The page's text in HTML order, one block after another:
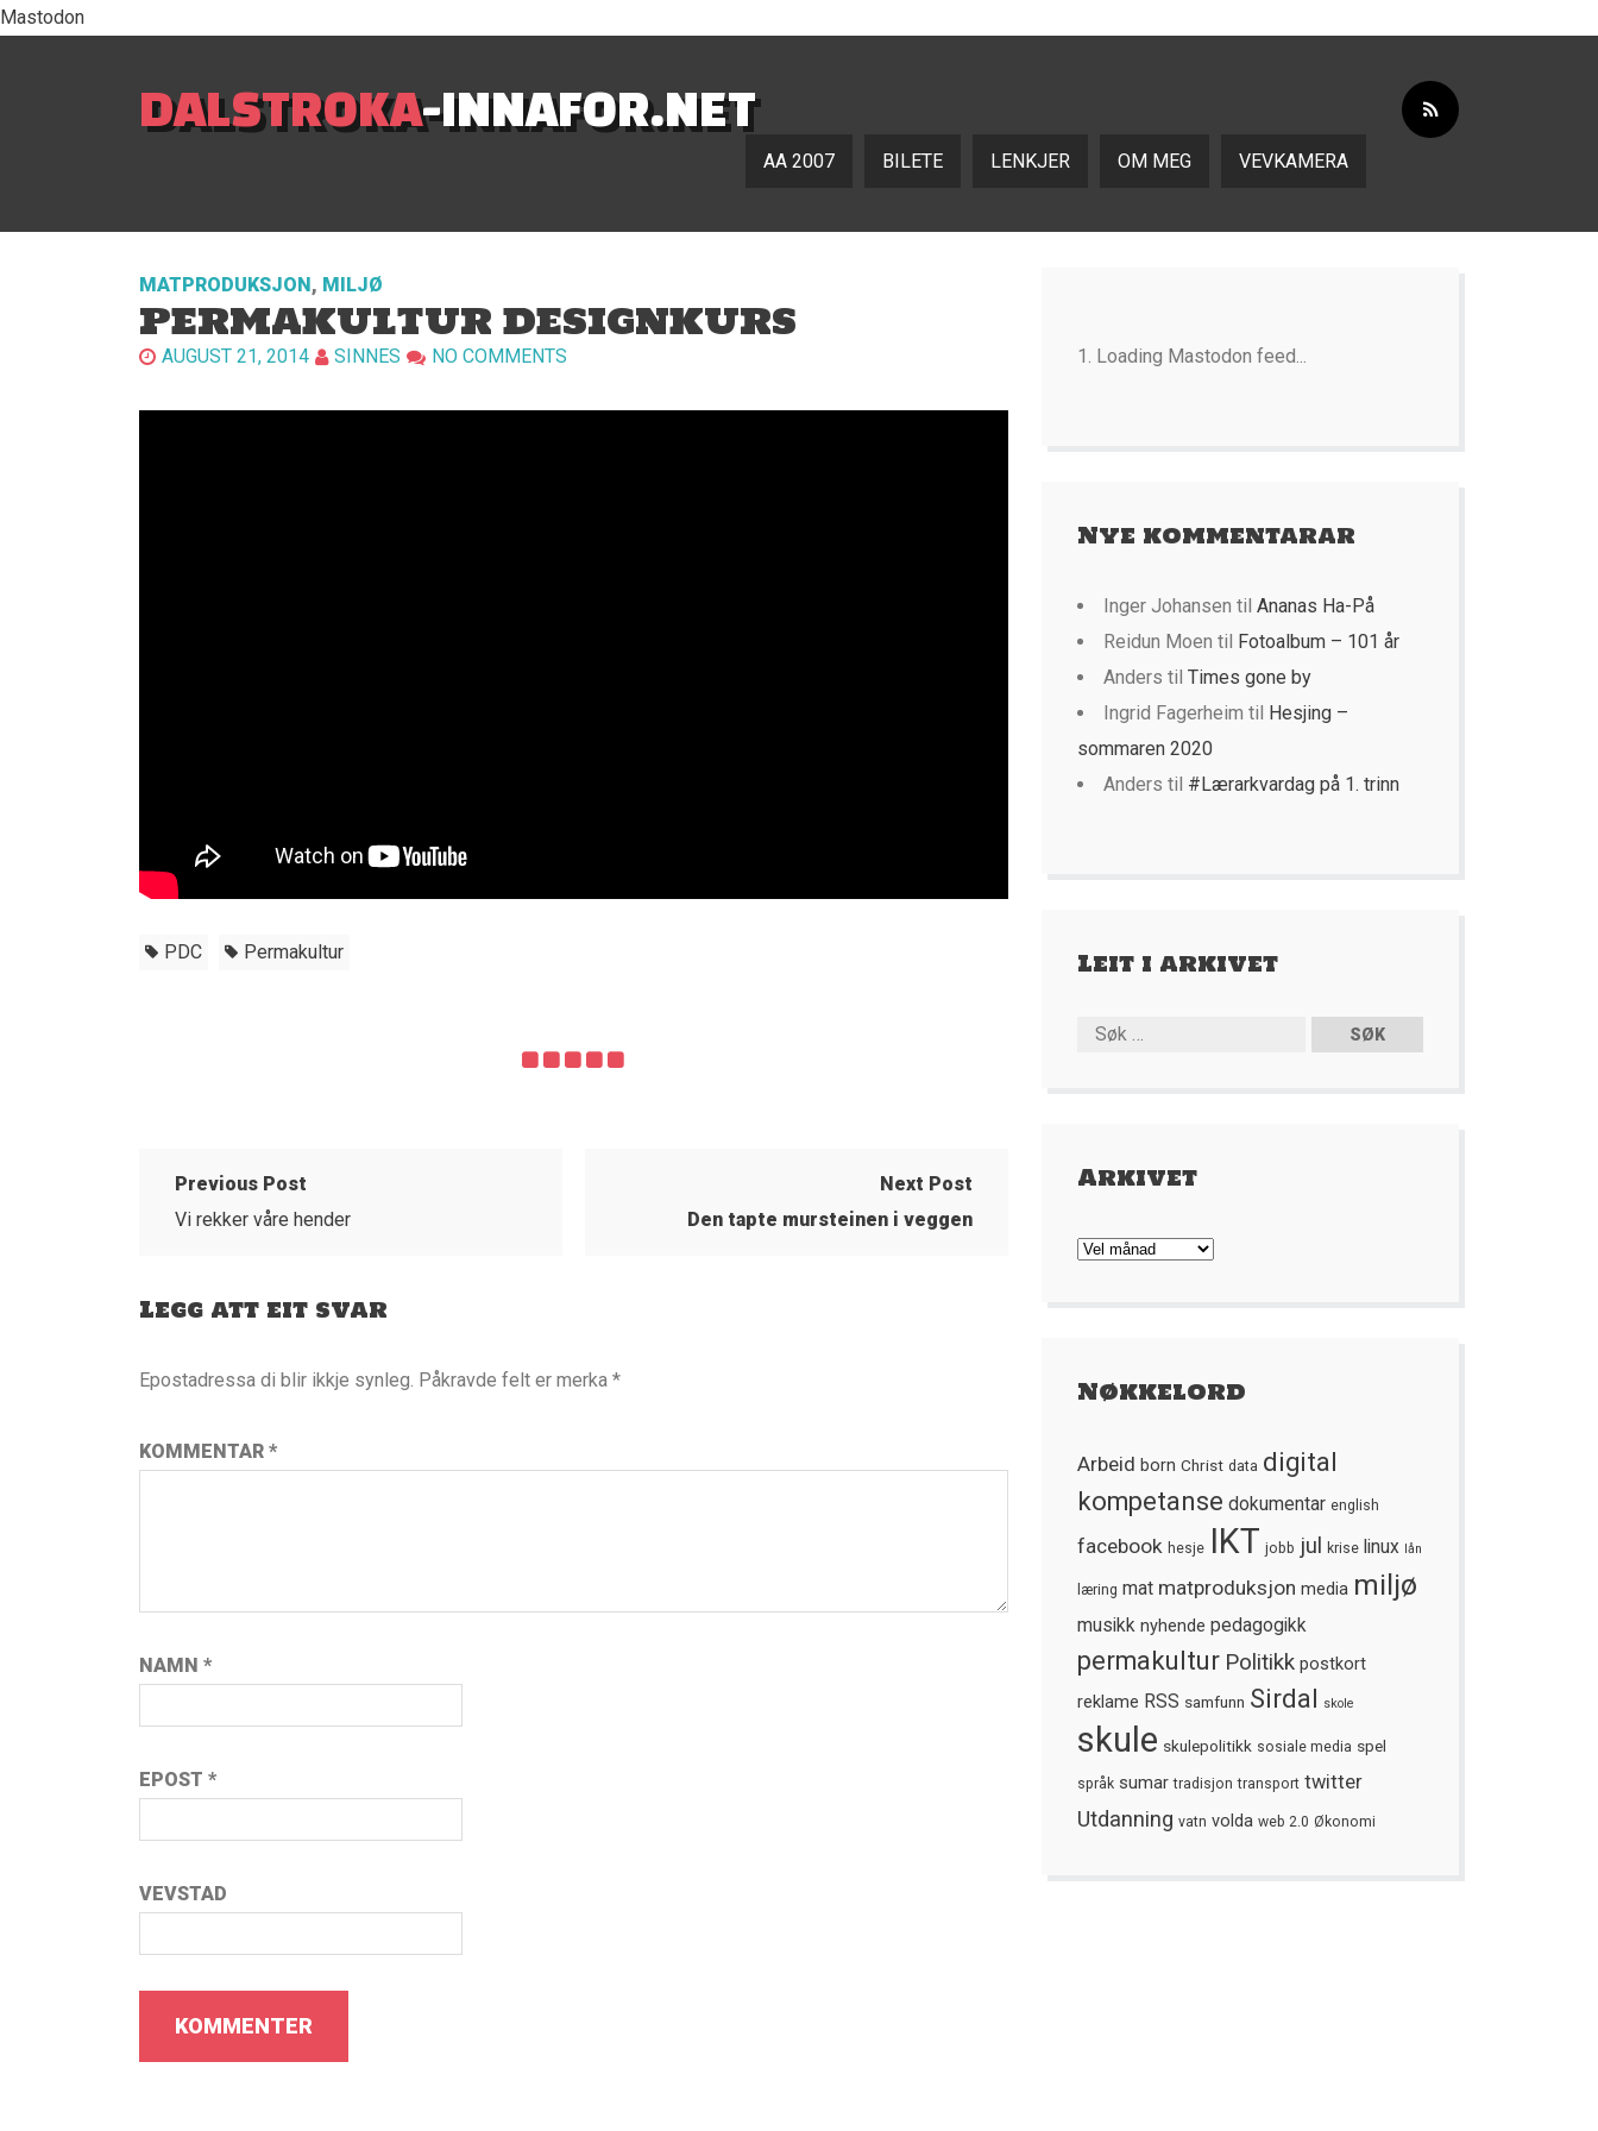
Mastodon
DALSTROKA-INNAFOR.NET
AA 2007 BILETE LENKJER OM MEG VEVKAMERA
MATPRODUKSJON, MILJØ
PERMAKULTUR DESIGNKURS
AUGUST 21, 2014 SINNES NO COMMENTS
PDC Permakultur
Previous Post
Vi rekker våre hender
Next Post
Den tapte mursteinen i veggen
Legg att eit svar
Epostadressa di blir ikkje synleg. Påkravde felt er merka *
KOMMENTAR *
NAMN *
EPOST *
VEVSTAD
Loading Mastodon feed...
Nye kommentarar
Inger Johansen til Ananas Ha-På
Reidun Moen til Fotoalbum – 101 år
Anders til Times gone by
Ingrid Fagerheim til Hesjing –
sommaren 2020
Anders til #Lærarkvardag på 1. trinn
Leit i arkivet
Arkivet
Arkivet
Nøkkelord
Arbeid born Christ data digital
kompetanse dokumentar english
facebook hesje IKT jobb jul krise linux lån
læring mat matproduksjon media miljø
musikk nyhende pedagogikk
permakultur Politikk postkort
reklame RSS samfunn Sirdal skole
skule skulepolitikk sosiale media spel
språk sumar tradisjon transport twitter
Utdanning vatn volda web 2.0 Økonomi